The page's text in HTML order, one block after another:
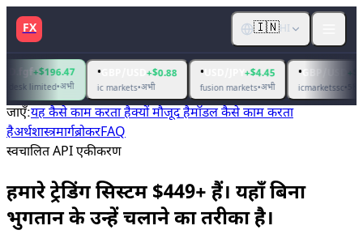
FX 🇮🇳HI
अभी
•GBP/USD
ic markets अभी
•USD/JPY +$4.45
fusion markets•अभी
•GBP/USD
icmarketssc•58 मिनट पहले
जाएँ:यह कैसे काम करता हैक्यों मौजूद हैमॉडल कैसे काम करता
हैअर्थशास्त्रमार्गब्रोकरFAQ
स्वचालित API एकीकरण
हमारे ट्रेडिंग सिस्टम $449+ हैं। यहाँ बिना
भुगतान के उन्हें चलाने का तरीका है।